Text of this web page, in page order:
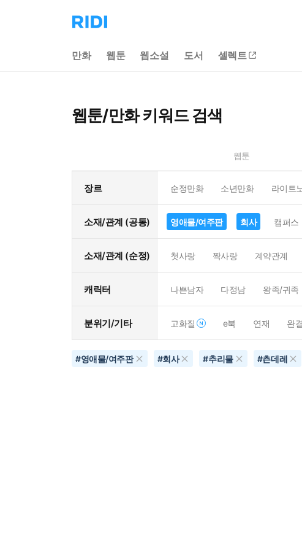
리
디
으
만화 웹툰 웹소설 도서 셀렉트
웹툰/만화 키워드 검색
웹툰
장르 순정만화 소년만화 라이트
소재/관계 (공통) 영애물/여주판 회사 캠퍼스
소재/관계 (순정) 첫사랑 짝사랑 계약관계
캐릭터 나쁜남자 다정남 왕족/귀족
분위기/기타 고화질 e북 연재 완결
#영애물/여주판 #회사 #추리물 #츤데레